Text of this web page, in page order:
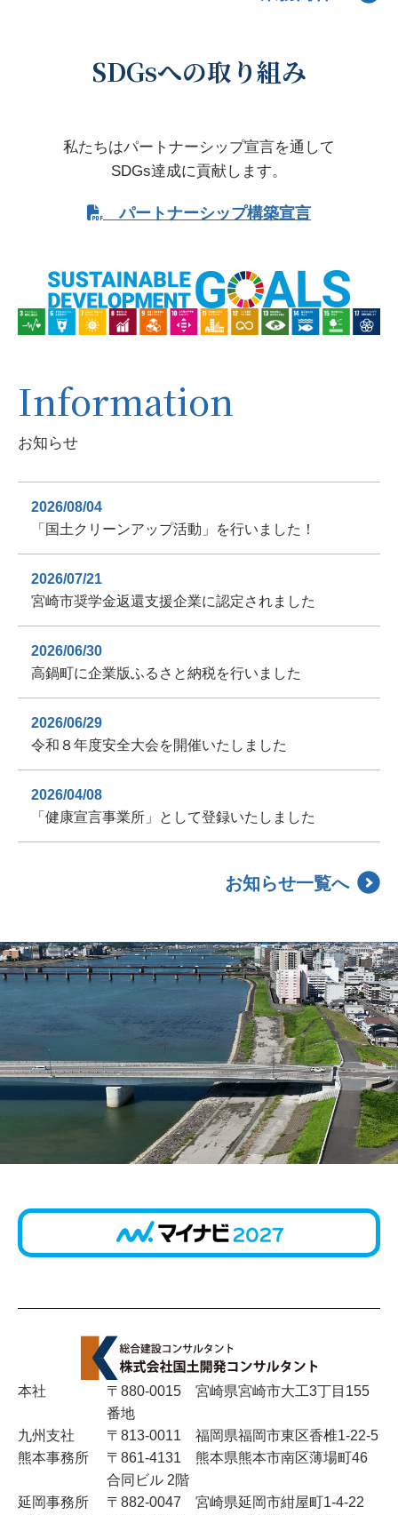
SDGsへの取り組み
私たちはパートナーシップ宣言を通して
SDGs達成に貢献します。
パートナーシップ構築宣言
Information
お知らせ
2026/08/04
「国土クリーンアップ活動」を行いました！
2026/07/21
宮崎市奨学金返還支援企業に認定されました
2026/06/30
高鍋町に企業版ふるさと納税を行いました
2026/06/29
令和８年度安全大会を開催いたしました
2026/04/08
「健康宣言事業所」として登録いたしました
お知らせ一覧へ
本社
〒880-0015 宮崎県宮崎市大工3丁目155
番地
九州支社
〒813-0011 福岡県福岡市東区香椎1-22-5
熊本事務所
〒861-4131 熊本県熊本市南区薄場町46
合同ビル 2階
延岡事務所
〒882-0047 宮崎県延岡市紺屋町1-4-22